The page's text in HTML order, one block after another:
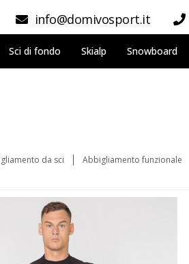
info@domivosport.it
Sci di fondo Skialp Snowboard
da sci Abbigliamento funzionale